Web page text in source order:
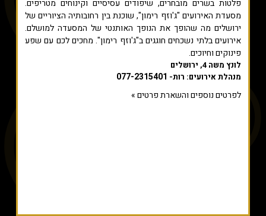
פלטות בשרים מובחרים, שיפודים עסיסיים וקינוחים מטריפים.
מסעדת האירועים "ג'וזף רימון", שוכנת בין רחובותיה הציוריים של
ירושלים מה שהופך את הנופך האותנטי של המסעדה למושלם.
אירועים בלתי נשכחים חוגגים ב"ג'וזף רימון". מחכים לכם עם שפע
פינוקים וחיוכים.
לונץ משה 4, ירושלים
מנהלת אירועים: רות- 077-2315401
לפרטים נוספים והשארת פרטים »